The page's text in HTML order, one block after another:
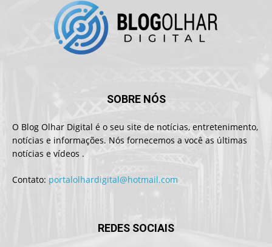
SOBRE NÓS
O Blog Olhar Digital é o seu site de notícias, entretenimento,
notícias e informações. Nós fornecemos a você as últimas
notícias e vídeos .
Contato: portalolhardigital@hotmail.com
REDES SOCIAIS